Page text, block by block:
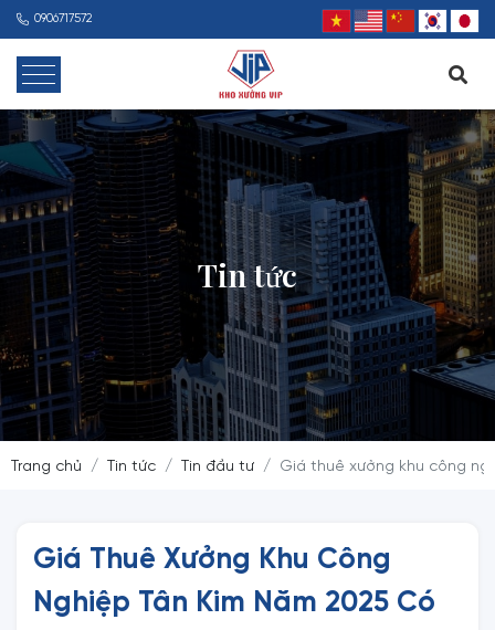
0906717572
Tin tức
Trang chủ Tin tức Tin đầu tư Giá thuê xưởng khu công
Giá Thuê Xưởng Khu Công
Nghiệp Tân Kim Năm 2025 Có